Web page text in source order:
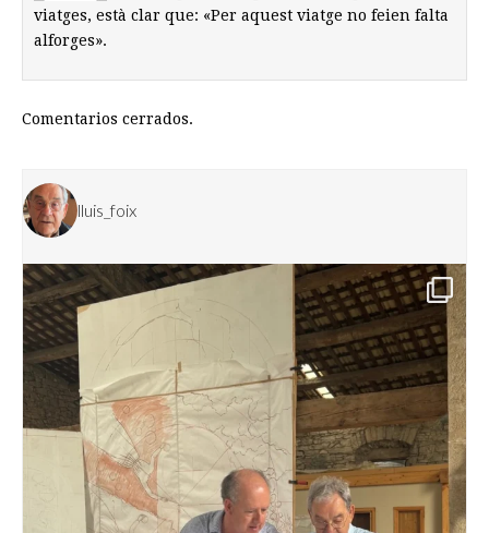
viatges, està clar que: «Per aquest viatge no feien falta
alforges».
Comentarios cerrados.
lluis_foix